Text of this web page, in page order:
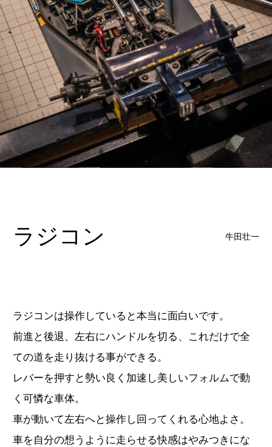
ラジコン 牛田壮一
ラジコンは操作していると本当に面白いです。
前進と後退、左右にハンドルを切る、これだけで全
ての道を走り抜ける事ができる。
レバーを押すと勢い良く加速し美しいフォルムで動
く可憐な車体。
車が動いて左右へと操作し回ってくれる心地よさ。
車を自分の想うように走らせる快感はやみつきにな